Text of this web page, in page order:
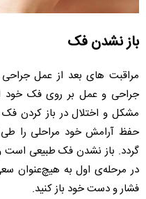
باز نشدن فک
مراقبت های بعد از عمل
جراحی و عمل بر روی فک خود
مشکل و اختلال در باز کردن فک
حفظ آرامش خود مراحلی را
گردد. باز نشدن فک طبیعی است
در مرحله‌ی اول به هیچ‌عنوان
فشار و دست خود باز کنید.